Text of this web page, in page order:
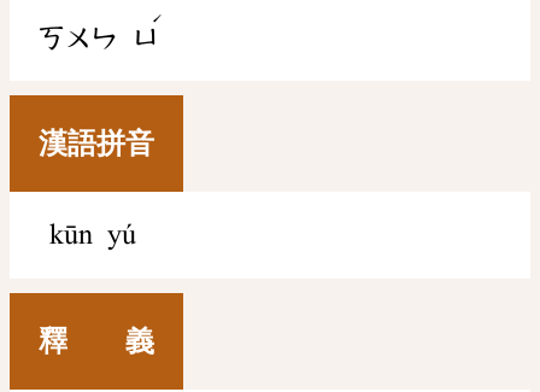
ㄎㄨㄣ ㄩ
ˊ
漢語拼音
kūn yú
釋 義